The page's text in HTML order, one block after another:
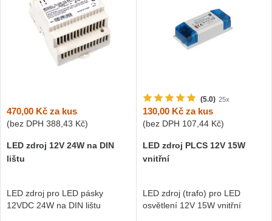
470,00 Kč za kus
(bez DPH 388,43 Kč)
LED zdroj 12V 24W na DIN
lištu
LED zdroj pro LED pásky
12VDC 24W na DIN lištu
(5.0) 25x
130,00 Kčza kus
(bez DPH 107,44 Kč)
LED zdroj PLCS 12V 15W
vnitřní
LED zdroj (trafo) pro LED
osvětlení 12V 15W vnitřní